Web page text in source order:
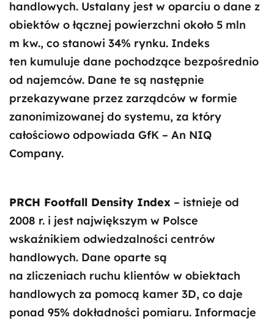
handlowych. Ustalany jest w oparciu o dane z
obiektów o łącznej powierzchni około 5 mln
m kw., co stanowi 34% rynku. Indeks
ten kumuluje dane pochodzące bezpośrednio
od najemców. Dane te są następnie
przekazywane przez zarządców w formie
zanonimizowanej do systemu, za który
całościowo odpowiada GfK – An NIQ
Company.
PRCH Footfall Density Index – istnieje od
2008 r. i jest największym w Polsce
wskaźnikiem odwiedzalności centrów
handlowych. Dane oparte są
na zliczeniach ruchu klientów w obiektach
handlowych za pomocą kamer 3D, co daje
ponad 95% dokładności pomiaru. Informacje